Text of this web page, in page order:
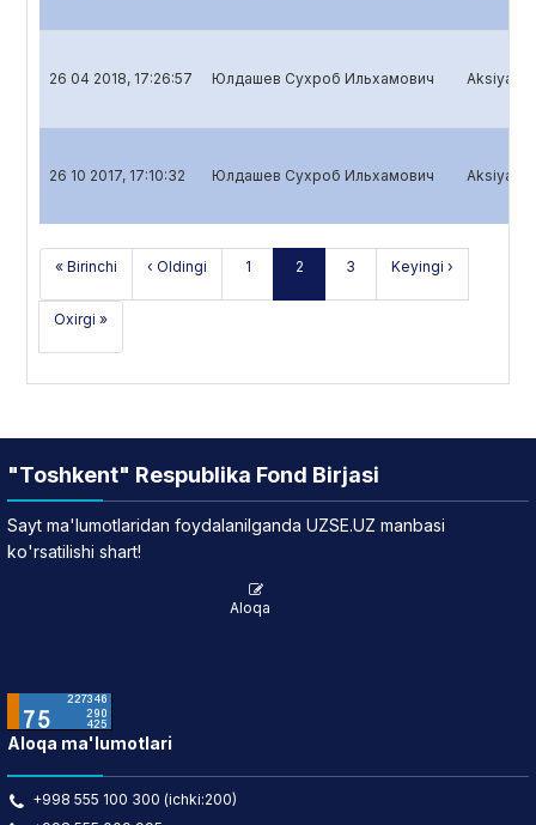
26 04 2018, 17:26:57 Юлдашев Сухроб Ильхамович
26 10 2017, 17:10:32 Юлдашев Сухроб Ильхамович
« Birinchi ‹ Oldingi 1 2 3 Keyingi ›
Oxirgi »
"Toshkent" Respublika Fond Birjasi
Sayt ma'lumotlaridan foydalanilganda UZSE.UZ manbasi
ko'rsatilishi shart!
Aloqa
Aloqa ma'lumotlari
+998 555 100 300 (ichki:200)